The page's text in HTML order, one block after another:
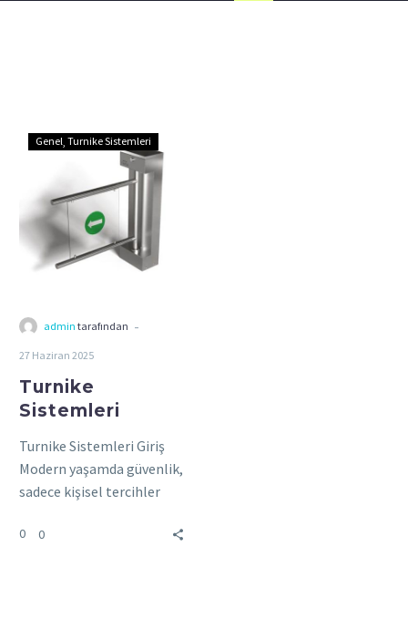
Turnike
Sistemleri
Genel Turnike Sistemleri
admin tarafından -
27 Haziran 2025
Turnike
Sistemleri
Turnike Sistemleri Giriş
Modern yaşamda güvenlik,
sadece kişisel tercihler
işletmelerin, kurumların
0 0